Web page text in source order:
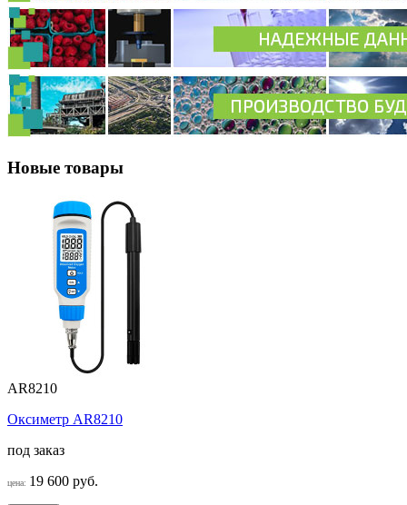
Новые товары
AR8210
Оксиметр AR8210
под заказ
цена: 19 600 руб.